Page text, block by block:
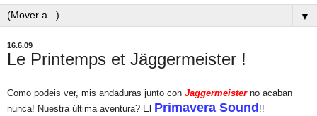
▼
16.6.09
Le Printemps et Jäggermeister !
Como podeis ver, mis andaduras junto con Jaggermeisterno acaban
nunca! Nuestra última aventura? El Primavera Sound !!